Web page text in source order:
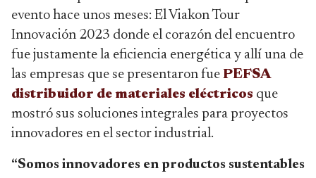
evento hace unos meses: El Viakon Tour
Innovación 2023 donde el corazón del encuentro
fue justamente la eficiencia energética y allí una de
las empresas que se presentaron fue PEFSA
distribuidor de materiales eléctricos que
mostró sus soluciones integrales para proyectos
innovadores en el sector industrial.
“Somos innovadores en productos sustentables